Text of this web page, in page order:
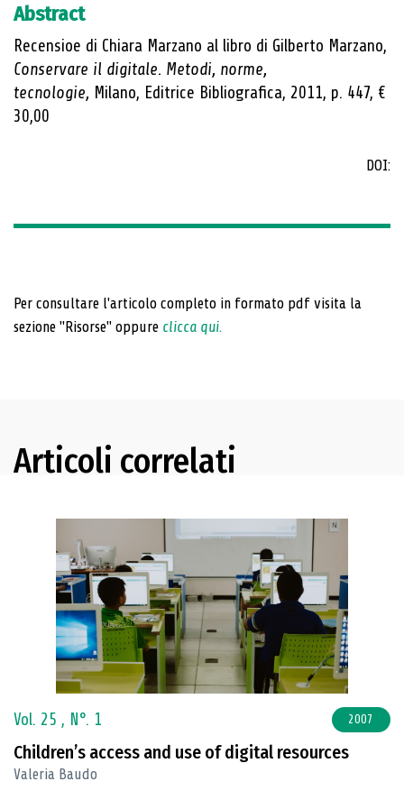
Abstract
Recensioe di Chiara Marzano al libro di Gilberto Marzano,
Conservare il digitale. Metodi, norme,
tecnologie, Milano, Editrice Bibliografica, 2011, p. 447, €
30,00
DOI:
Per consultare l'articolo completo in formato pdf visita la
sezione "Risorse" oppure clicca qui.
Articoli correlati
Vol. 25 , N°. 1 2007
Children’s access and use of digital resources
Valeria Baudo